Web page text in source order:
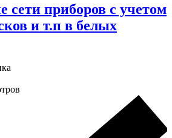
сети приборов с учетом
и т.п в белых